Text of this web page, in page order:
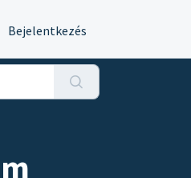
Bejelentkezés